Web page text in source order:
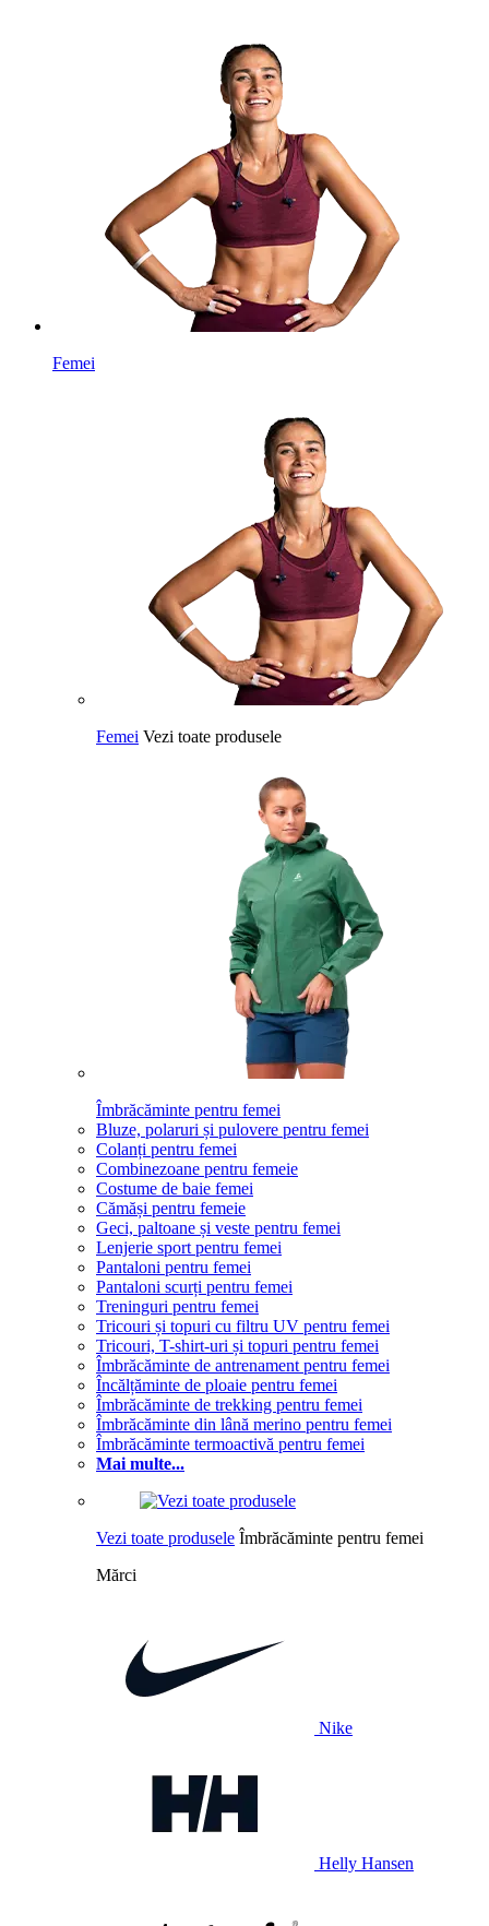
Femei
Femei Vezi toate produsele
Îmbrăcăminte pentru femei
Bluze, polaruri și pulovere pentru femei
Colanți pentru femei
Combinezoane pentru femeie
Costume de baie femei
Cămăși pentru femeie
Geci, paltoane și veste pentru femei
Lenjerie sport pentru femei
Pantaloni pentru femei
Pantaloni scurți pentru femei
Treninguri pentru femei
Tricouri și topuri cu filtru UV pentru femei
Tricouri, T-shirt-uri și topuri pentru femei
Îmbrăcăminte de antrenament pentru femei
Încălțăminte de ploaie pentru femei
Îmbrăcăminte de trekking pentru femei
Îmbrăcăminte din lână merino pentru femei
Îmbrăcăminte termoactivă pentru femei
Mai multe...
Vezi toate produsele Îmbrăcăminte pentru femei
Mărci
Nike
Helly Hansen